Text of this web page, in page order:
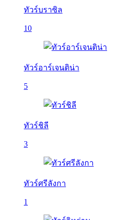
ทัวร์บราซิล
10
ทัวร์อาร์เจนติน่า
5
ทัวร์ชิลี
3
ทัวร์ศรีลังกา
1